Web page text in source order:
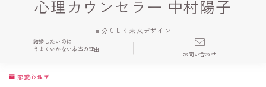
心理カウンセラー 中村陽子
自分らしく未来デザイン
結婚したいのに
うまくいかない本当の理由
お問い合わせ
恋愛心理学